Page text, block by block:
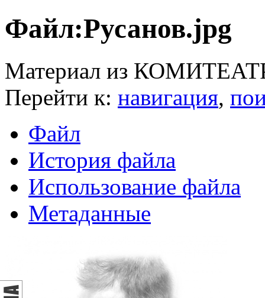
Файл:Русанов.jpg
Материал из
Перейти к: навигация,
Файл
История файла
Использование файла
Метаданные